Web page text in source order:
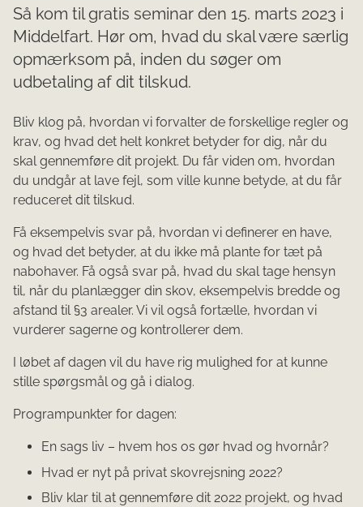
Så kom til gratis seminar den 15. marts 2023 i
Middelfart. Hør om, hvad du skal være særlig
opmærksom på, inden du søger om
udbetaling af dit tilskud.
Bliv klog på, hvordan vi forvalter de forskellige regler og
krav, og hvad det helt konkret betyder for dig, når du
skal gennemføre dit projekt. Du får viden om, hvordan
du undgår at lave fejl, som ville kunne betyde, at du får
reduceret dit tilskud.
Få eksempelvis svar på, hvordan vi definerer en have,
og hvad det betyder, at du ikke må plante for tæt på
nabohaver. Få også svar på, hvad du skal tage hensyn
til, når du planlægger din skov, eksempelvis bredde og
afstand til §3 arealer. Vi vil også fortælle, hvordan vi
vurderer sagerne og kontrollerer dem.
I løbet af dagen vil du have rig mulighed for at kunne
stille spørgsmål og gå i dialog.
Programpunkter for dagen:
En sags liv – hvem hos os gør hvad og hvornår?
Hvad er nyt på privat skovrejsning 2022?
Bliv klar til at gennemføre dit 2022 projekt, og hvad